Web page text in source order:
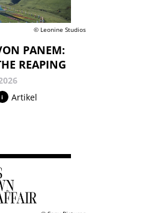
© Leonine Studios
PANEM:
REAPING
Artikel